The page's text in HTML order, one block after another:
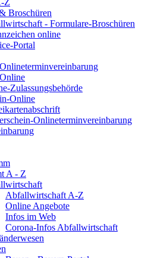
Z
Broschüren
- Formulare-Broschüren
online
Portal
Zulassungsbehörde
Online
Onlineterminvereinbarung
A - Z
Abfallwirtschaft A-Z
Online Angebote
Infos im Web
Corona-Infos Abfallwirtschaft